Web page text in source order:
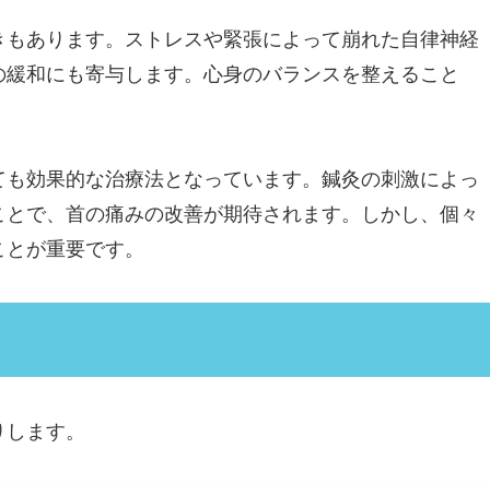
あります。ストレスや緊張によって崩れた自律神経
和にも寄与します。心身のバランスを整えること
効果的な治療法となっています。鍼灸の刺激によっ
で、首の痛みの改善が期待されます。しかし、個々
が重要です。
ます。